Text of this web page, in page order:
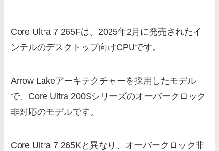
Core Ultra 7 265Fは、2025年2月に発売されたイ
ンテルのデスクトップ向けCPUです。
Arrow Lakeアーキテクチャーを採用したモデル
で、Core Ultra 200Sシリーズのオーバークロック
非対応のモデルです。
Core Ultra 7 265Kと異なり、オーバークロック非